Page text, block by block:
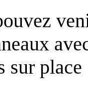
sur place